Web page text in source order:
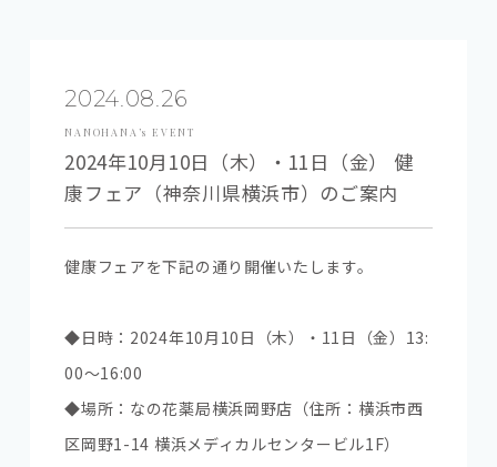
2024.08.26
NANOHANA’s EVENT
2024年10月10日（木）・11日（金） 健
康フェア（神奈川県横浜市）のご案内
健康フェアを下記の通り開催いたします。
◆日時：2024年10月10日（木）・11日（金）13:
00～16:00
◆場所：なの花薬局横浜岡野店（住所：横浜市西
区岡野1-14 横浜メディカルセンタービル1F）